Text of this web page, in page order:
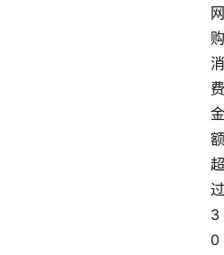
网
购
消
费
金
额
超
过
3
0